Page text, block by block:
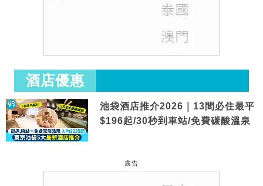
酒店優惠
池袋酒店推介2026｜13間必住最平
$196起/30秒到車站/免費碳酸溫泉
廣告